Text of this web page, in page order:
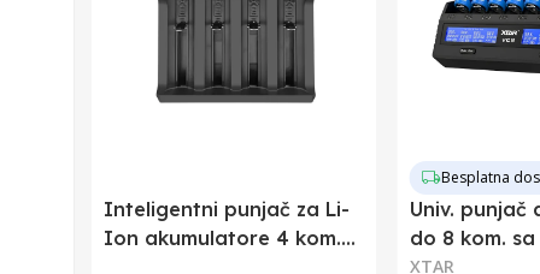
Inteligentni punjač za Li-
Ion akumulatore 4 kom.
Besplatna
Univ. punjač
do 8 kom.
XTAR